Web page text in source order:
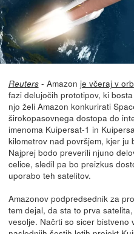
Reuters- Amazon je včeraj v
fazi delujočih prototipov, ki
njo želi Amazon konkurirati
širokopasovnega dostopa do
imenoma Kuipersat-1 in
kilometrov nad površjem, kjer
Najprej bodo preverili njuno
celice, sledil pa bo preizkus
uporabo teh satelitov.
Amazonov podpredsednik za
tem dejal, da sta to prva
vesolje. Načrti so sicer bistveno